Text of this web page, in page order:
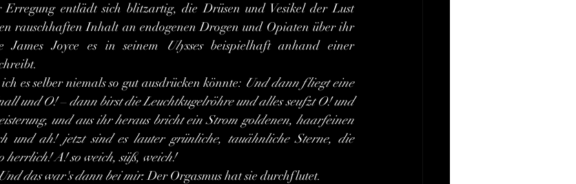
Erregung entlädt sich blitzartig, die Drüsen und Vesikel der Lust
rauschhaften Inhalt an endogenen Drogen und Opiaten über ihr
Joyce es in seinem Ulysses beispielhaft anhand einer
ich es selber niemals so gut ausdrücken könnte:
Und dann fliegt eine
und O! – dann birst die Leuchtkugelröhre und alles seufzt O! und
und aus ihr heraus bricht ein Strom goldenen, haarfeinen
und ah! jetzt sind es lauter grünliche, tauähnliche Sterne, die
herrlich! A! so weich, süß, weich!
das war's dann bei mir
: Der Orgasmus hat sie durchflutet.